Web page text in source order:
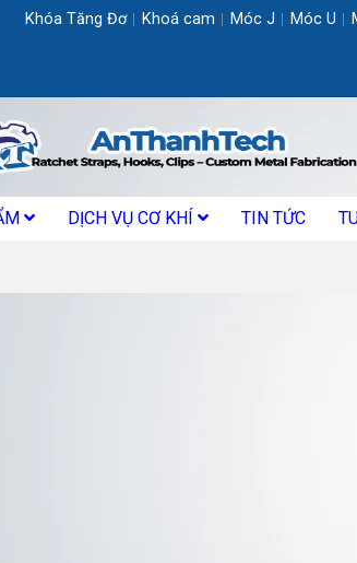
Khóa Tăng Đơ Khoá cam Móc J Móc U
DỊCH VỤ CƠ KHÍ TIN TỨC